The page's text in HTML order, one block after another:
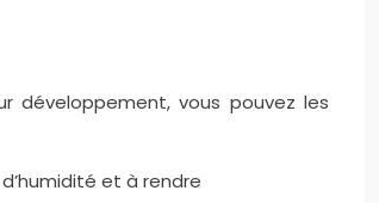
développement, vous pouvez les
et à rendre